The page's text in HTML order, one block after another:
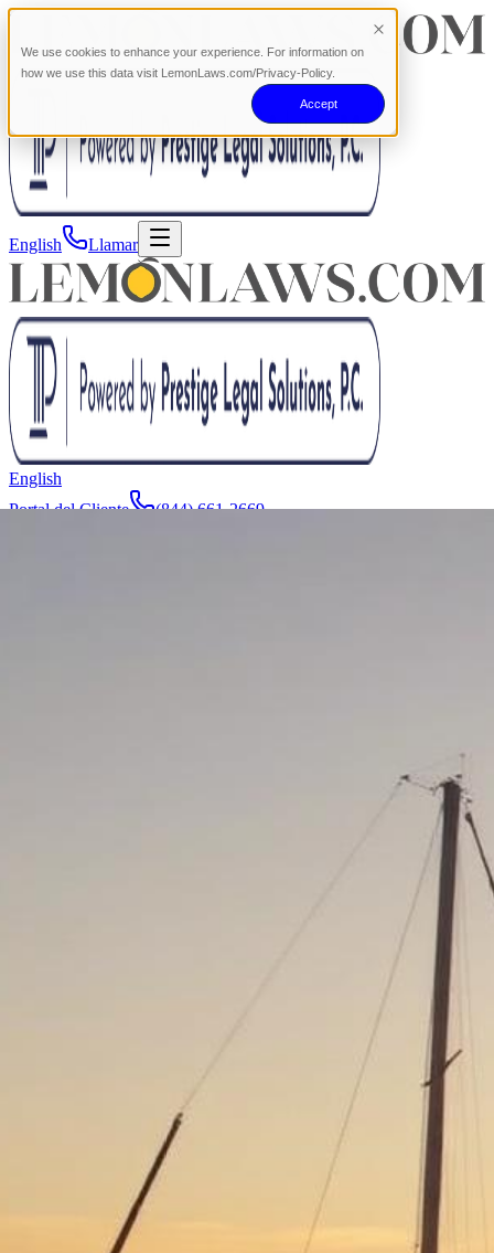
We use cookies to enhance your experience. For information on
how we use this data visit LemonLaws.com/Privacy-Policy.
Accept
English Llamar
English
Portal del Cliente
(844) 661-2669